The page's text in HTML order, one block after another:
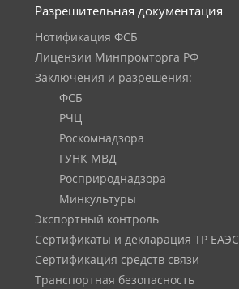
Разрешительная документация
Нотификация ФСБ
Лицензии Минпромторга РФ
Заключения и разрешения:
ФСБ
РЧЦ
Роскомнадзора
ГУНК МВД
Росприроднадзора
Минкультуры
Экспортный контроль
Сертификаты и декларация ТР ЕАЭС
Сертификация средств связи
Транспортная безопасность